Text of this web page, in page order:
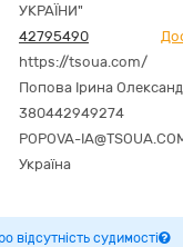
УКРАЇНИ"
42795490
https://tsoua.com/
Попова Ірина
380442949274
POPOVA-
Україна
відсутність судимості